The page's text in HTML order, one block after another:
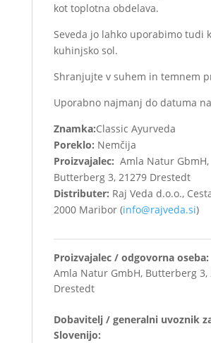
kot toplotna obdelava.
Seveda jo lahko uporabimo tudi
kuhinjsko sol.
Shranjujte v suhem in temnem
Uporabno najmanj do datuma
Znamka:Classic Ayurveda
Poreklo: Nemčija
Proizvajalec: Amla Natur GbmH,
Butterberg 3, 21279 Drestedt
Distributer: Raj Veda d.o.o.,
2000 Maribor (info@rajveda.si)
Proizvajalec / odgovorna oseba:
Amla Natur GmbH, Butterberg 3,
Drestedt
Dobavitelj / generalni uvoznik
Slovenijo: